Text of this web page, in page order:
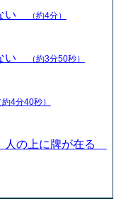
い （約4分）
い （約3分50秒）
約4分40秒）
人の上に牌が在る